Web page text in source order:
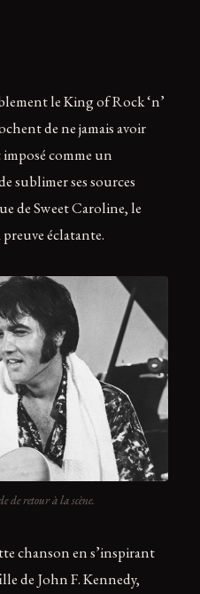
le King of Rock ‘n’
de ne jamais avoir
imposé comme un
sublimer ses sources
de Sweet Caroline, le
éclatante.
de retour à la scène.
chanson en s’inspirant
de John F. Kennedy,